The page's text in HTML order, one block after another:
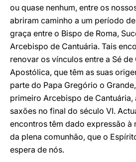
ou quase nenhum, entre os
abriram caminho a um período
graça entre o Bispo de Roma,
Arcebispo de Cantuária. Tais
renovar os vínculos entre a Sé de
Apostólica, que têm as suas
parte do Papa Gregório o
primeiro Arcebispo de Cantuária,
saxões no final do século VI.
encontros têm dado expressão à
da plena comunhão, que o
espera de nós.